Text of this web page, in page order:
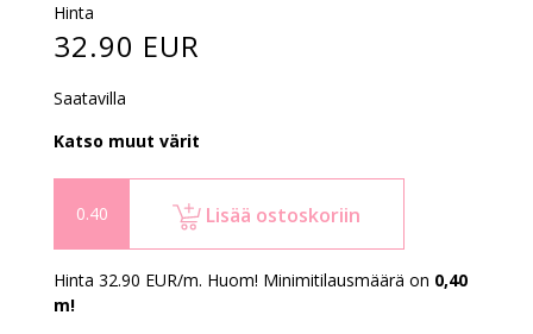
Hinta
32.90 EUR
Saatavilla
Katso muut värit
Lisää ostoskoriin
Hinta 32.90 EUR/m. Huom! Minimitilausmäärä on 0,40
m!